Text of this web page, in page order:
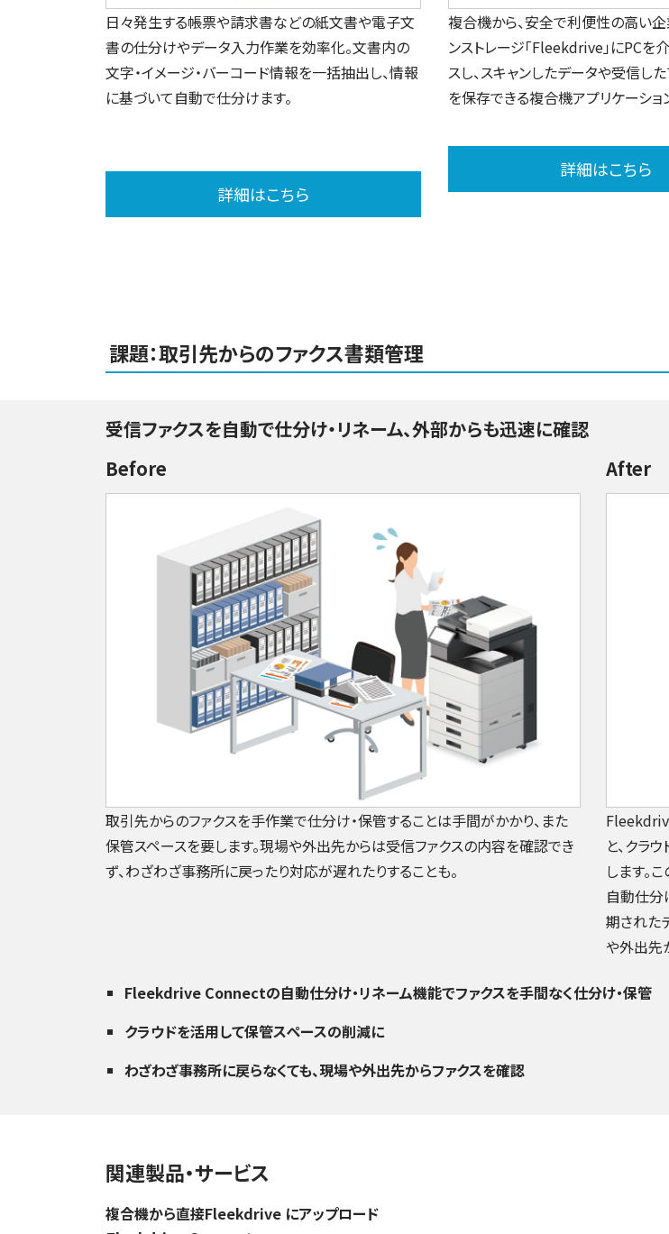
日々発生する帳票や請求書などの紙文書や電子文
書の仕分けやデータ入力作業を効率化。文書内の
文字・イメージ・バーコード情報を一括抽出し、情報
に基づいて自動で仕分けます。
詳細はこちら
複合機から、安全で利便性の高い
ンストレージ「Fleekdrive」にPCを
スし、スキャンしたデータや受信し
を保存できる複合機アプリケーショ
詳細はこちら
課題：取引先からのファクス書類管理
受信ファクスを自動で仕分け・リネーム、外部からも迅速に確認
Before
取引先からのファクスを手作業で仕分け・保管することは手間がかかり、また
保管スペースを要します。現場や外出先からは受信ファクスの内容を確認でき
ず、わざわざ事務所に戻ったり対応が遅れたりすることも。
After
と、クラ
します。
自動仕分
期された
や外出先
Fleekdrive Connectの自動仕分け・リネーム機能でファクスを手間なく仕分け・保管
クラウドを活用して保管スペースの削減に
わざわざ事務所に戻らなくても、現場や外出先からファクスを確認
関連製品・サービス
複合機から直接Fleekdrive にアップロード